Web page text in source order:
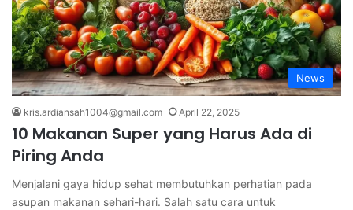
News
kris.ardiansah1004@gmail.com April 22, 2025
10 Makanan Super yang Harus Ada di
Piring Anda
Menjalani gaya hidup sehat membutuhkan perhatian pada
asupan makanan sehari-hari. Salah satu cara untuk